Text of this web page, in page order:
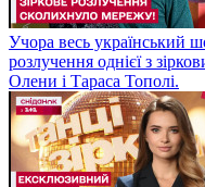
Учора весь український
розлучення однієї з
Олени і Тараса Тополі.